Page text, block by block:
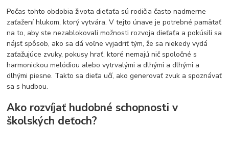
Počas tohto obdobia života dieťaťa sú rodičia často nadmerne
zaťažení hlukom, ktorý vytvára. V tejto únave je potrebné pamätať
na to, aby ste nezablokovali možnosti rozvoja dieťaťa a pokúsili sa
nájsť spôsob, ako sa dá voľne vyjadriť tým, že sa niekedy vydá
zaťažujúce zvuky, pokusy hrať, ktoré nemajú nič spoločné s
harmonickou melódiou alebo vytrvalými a dlhými a dlhými a
dlhými piesne. Takto sa dieťa učí, ako generovať zvuk a spoznávať
sa s hudbou.
Ako rozvíjať hudobné schopnosti v
školských deťoch?